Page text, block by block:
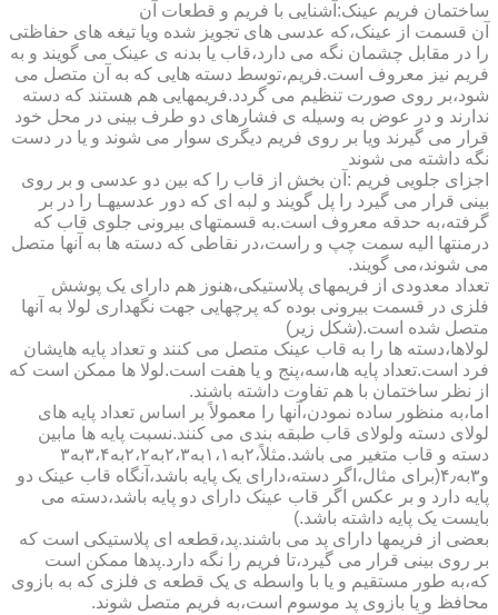
ساختمان فریم عینک:آشنایی با فریم و قطعات آن
آن قسمت از عینک،که عدسی های تجویز شده ویا تیغه های حفاظتی
را در مقابل چشمان نگه می دارد،قاب یا بدنه ی عینک می گویند و به
فریم نیز معروف است.فریم،توسط دسته هایی که به آن متصل می
شود،بر روی صورت تنظیم می گردد.فریمهایی هم هستند که دسته
ندارند و در عوض به وسیله ی فشارهای دو طرف بینی در محل خود
قرار می گیرند ویا بر روی فریم دیگری سوار می شوند و یا در دست
نگه داشته می شوند
اجزای جلویی فریم :آن بخش از قاب را که بین دو عدسی و بر روی
بینی قرار می گیرد را پل گویند و لبه ای که دور عدسیهـا را در بر
گرفته،به حدقه معروف است.به قسمتهای بیرونی جلوی قاب که
درمنتها الیه سمت چپ و راست،در نقاطی که دسته ها به آنها متصل
می شوند،می گویند.
تعداد معدودی از فریمهای پلاستیکی،هنوز هم دارای یک پوشش
فلزی در قسمت بیرونی بوده که پرچهایی جهت نگهداری لولا به آنها
متصل شده است.(شکل زیر)
لولاها،دسته ها را به قاب عینک متصل می کنند و تعداد پایه هایشان
فرد است.تعداد پایه ها،سه،پنج و یا هفت است.لولا ها ممکن است که
از نظر ساختمان با هم تفاوت داشته باشند.
اما،به منظور ساده نمودن،آنها را معمولاً بر اساس تعداد پایه های
لولای دسته ولولای قاب طبقه بندی می کنند.نسبت پایه ها مابین
دسته و قاب متغیر می باشد.مثلاً،۲به۱،۱به۲،۳به۲،۲به۳،۴به۳
و۳به۴٫(برای مثال،اگر دسته،دارای یک پایه باشد،آنگاه قاب عینک دو
پایه دارد و بر عکس اگر قاب عینک دارای دو پایه باشد،دسته می
بایست یک پایه داشته باشد.)
بعضی از فریمها دارای پد می باشند.پد،قطعه ای پلاستیکی است که
بر روی بینی قرار می گیرد،تا فریم را نگه دارد.پدها ممکن است
که،به طور مستقیم و یا با واسطه ی یک قطعه ی فلزی که به بازوی
محافظ و یا بازوی پد موسوم است،به فریم متصل شوند.